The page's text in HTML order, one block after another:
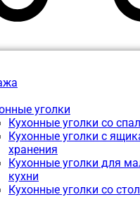
уголки
Кухонные уголки со
Кухонные уголки с
хранения
Кухонные уголки для
кухни
Кухонные уголки со